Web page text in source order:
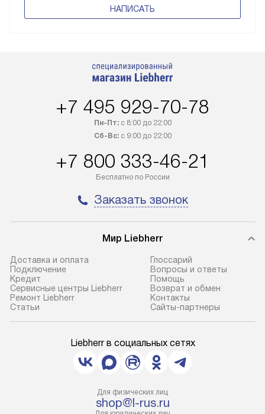
НАПИСАТЬ
+7 495 929-70-78
Пн-Пт:с 8:00 до 22:00
Сб-Вс:с 9:00 до 22:00
+7 800 333-46-21
Бесплатно по России
Заказать звонок
Мир Liebherr
Доставка и оплата
Подключение
Кредит
Сервисные центры Liebherr
Ремонт Liebherr
Cтатьи
Глоссарий
Вопросы и ответы
Помощь
Возврат и обмен
Контакты
Сайты-партнеры
Liebherr в социальных сетях
Для физических лиц
shop@l-rus.ru